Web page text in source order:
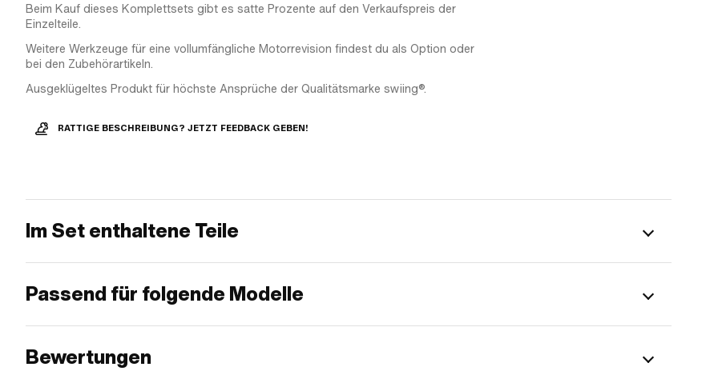
Beim Kauf dieses Komplettsets gibt es satte Prozente auf den Verkaufspreis der
Einzelteile.
Weitere Werkzeuge für eine vollumfängliche Motorrevision findest du als Option oder
bei den Zubehörartikeln.
Ausgeklügeltes Produkt für höchste Ansprüche der Qualitätsmarke swiing®.
RATTIGE BESCHREIBUNG? JETZT FEEDBACK GEBEN!
Im Set enthaltene Teile
Passend für folgende Modelle
Bewertungen